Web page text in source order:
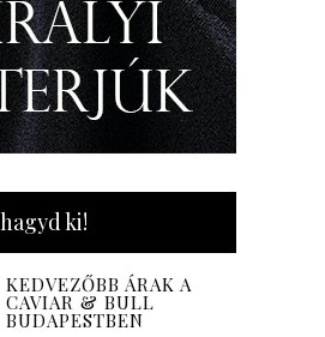
ki!
KEDVEZŐBB ÁRAK A
CAVIAR & BULL
BUDAPESTBEN